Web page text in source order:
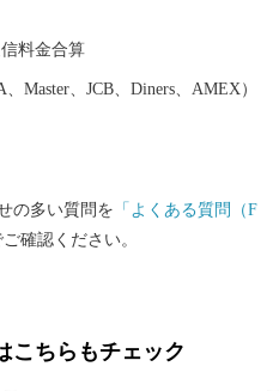
料金合算
Master、JCB、Diners、AMEX）
の多い質問を 「よくある質問（F
確認ください。
こちらもチェック